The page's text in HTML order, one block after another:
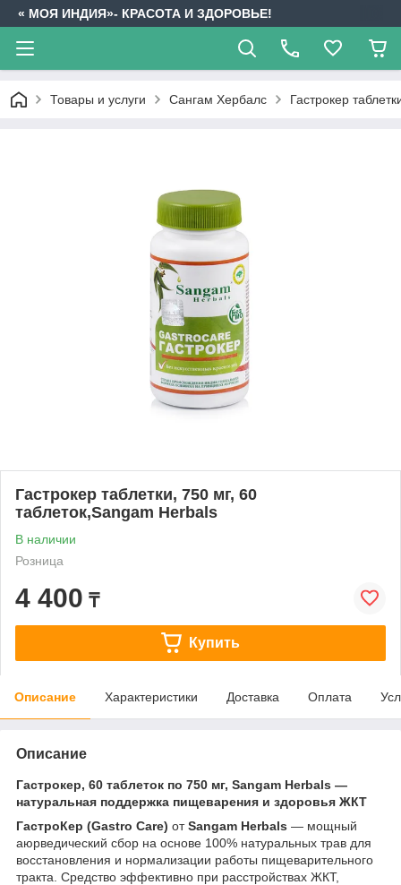
« МОЯ ИНДИЯ»- КРАСОТА И ЗДОРОВЬЕ!
Товары и услуги Сангам Хербалс Гастрокер
Гастрокер таблетки, 750 мг, 60
таблеток,Sangam Herbals
В наличии
Розница
4 400 ₸
Купить
Описание Характеристики Доставка Оплата
Описание
Гастрокер, 60 таблеток по 750 мг, Sangam Herbals —
натуральная поддержка пищеварения и здоровья ЖКТ
ГастроКер (Gastro Care) отSangam Herbals — мощный
аюрведический сбор на основе 100% натуральных трав для
восстановления и нормализации работы пищеварительного
тракта. Средство эффективно при расстройствах ЖКТ,